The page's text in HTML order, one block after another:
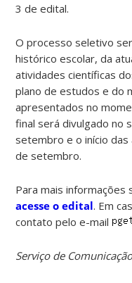
3 de edital.
O processo seletivo
histórico escolar, da
atividades científicas
plano de estudos e do
apresentados no
final será divulgado no
setembro e o início
de setembro.
Para mais
acesse o edital. Em
contato pelo e-mail
Serviço de